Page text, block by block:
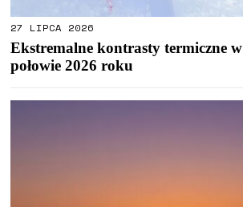
27 LIPCA 2026
Ekstremalne kontrasty termiczne
połowie 2026 roku